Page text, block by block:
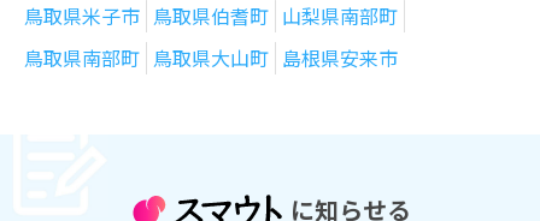
鳥取県米子市 鳥取県伯耆町 山梨県南部町
鳥取県南部町 鳥取県大山町 島根県安来市
に知らせる